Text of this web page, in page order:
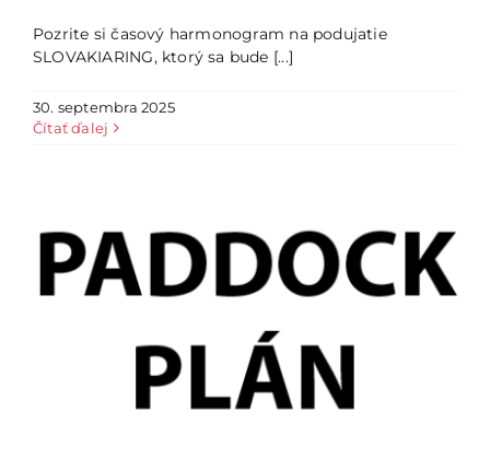
Pozrite si časový harmonogram na podujatie
SLOVAKIARING, ktorý sa bude [...]
30. septembra 2025
Čítať ďalej